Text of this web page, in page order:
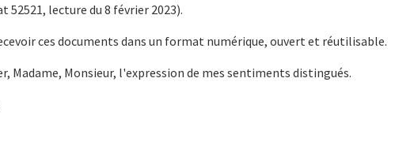
52521, lecture du 8 février 2023).
ces documents dans un format numérique, ouvert et réutilisable.
Madame, Monsieur, l'expression de mes sentiments distingués.